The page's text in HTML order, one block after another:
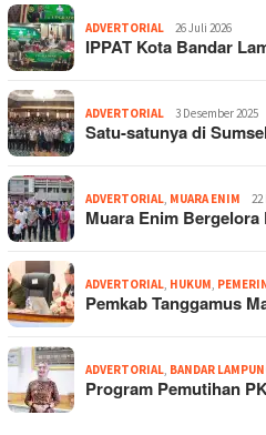
ADVERTORIAL 26 Juli 2026
IPPAT Kota Bandar
ADVERTORIAL 3 Desember 2025
Satu-satunya di
ADVERTORIAL MUARA ENIM 22
Muara Enim
ADVERTORIAL HUKUM
Pemkab Tanggamus
ADVERTORIAL BANDAR
Program Pemutihan